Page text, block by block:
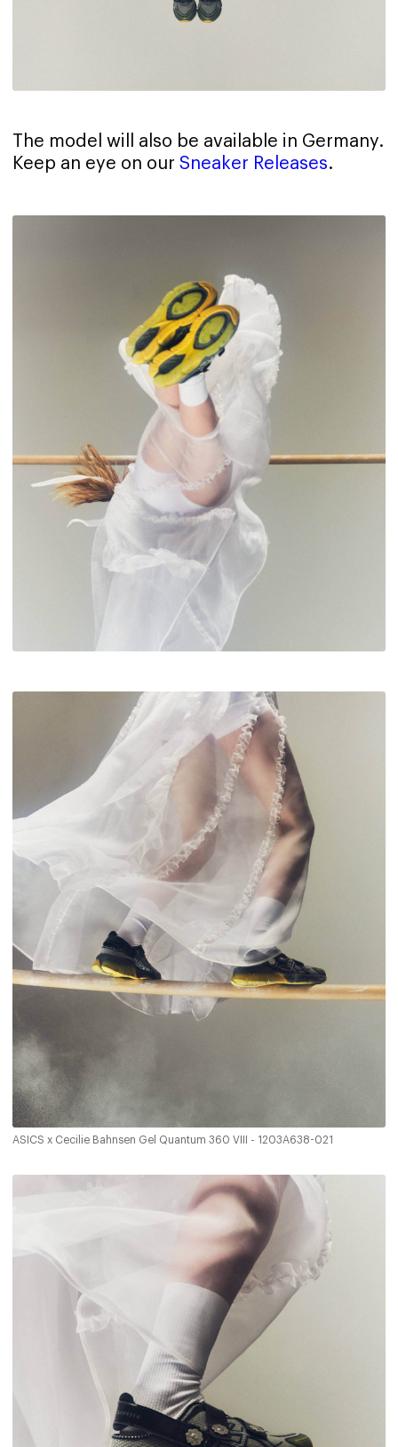
The model will also be available in Germany.
Keep an eye on our Sneaker Releases.
ASICS x Cecilie Bahnsen Gel Quantum 360 VIII - 1203A638-021